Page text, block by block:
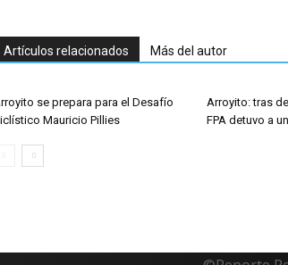
Artículos relacionados Más del autor
se prepara para el Desafío
Mauricio Pillies
Arroyito: tras
FPA detuvo a